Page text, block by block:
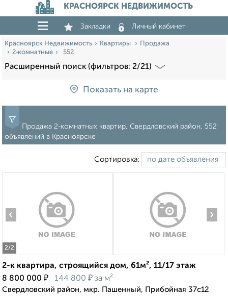
КРАСНОЯРСК НЕДВИЖИМОСТЬ
Закладки Личный кабинет
Красноярск Недвижимость Квартиры
Продажа
2‑комнатные
552
Расширенный поиск (фильтров: 2/21)
Показать на карте
Продажа 2‑комнатных квартир, Свердловский район, 552
объявлений в Красноярске
Сортировка:
2/2
‹ ›
2-к квартира, строящийся дом, 61м², 11/17 этаж
8 800 000 ₽ 144 800 ₽ за м²
Свердловский район, мкр. Пашенный, Прибойная 37с12